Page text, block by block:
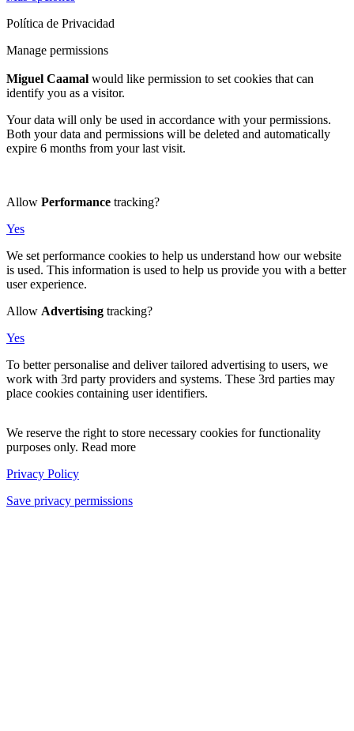
Política de Privacidad
Manage permissions
Miguel Caamal would like permission to set cookies that can
identify you as a visitor.
Your data will only be used in accordance with your permissions.
Both your data and permissions will be deleted and automatically
expire 6 months from your last visit.
Allow Performance tracking?
Yes
We set performance cookies to help us understand how our website
is used. This information is used to help us provide you with a better
user experience.
Allow Advertising tracking?
Yes
To better personalise and deliver tailored advertising to users, we
work with 3rd party providers and systems. These 3rd parties may
place cookies containing user identifiers.
We reserve the right to store necessary cookies for functionality
purposes only. Read more
Privacy Policy
Save privacy permissions